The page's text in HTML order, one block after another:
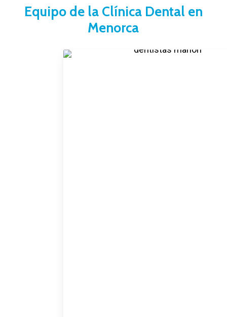
Equipo de la Clínica Dental en
Menorca